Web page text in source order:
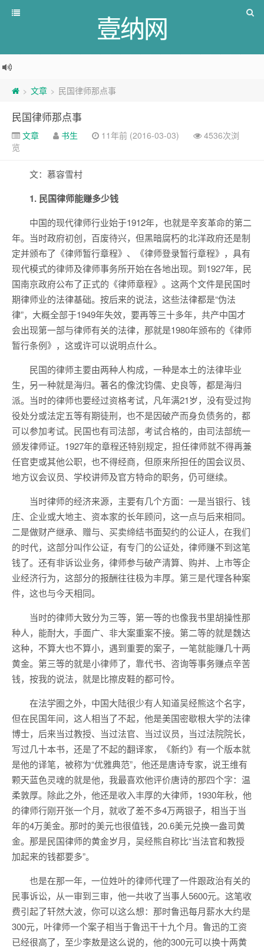
壹纳网
> 文章 > 民国律师那点事
民国律师那点事
文章 书生 11年前 (2016-03-03)
4536次浏
览
文：慕容雪村
1. 民国律师能赚多少钱
中国的现代律师行业始于1912年，也就是辛亥革命的第二
年。当时政府初创，百废待兴，但黑暗腐朽的北洋政府还是制
定并颁布了《律师暂行章程》、《律师登录暂行章程》，具有
现代模式的律师及律师事务所开始在各地出现。到1927年，民
国南京政府公布了正式的《律师章程》。这两个文件是民国时
期律师业的法律基础。按后来的说法，这些法律都是“伪法
律”，大概全部于1949年失效，要再等三十多年，共产中国才
会出现第一部与律师有关的法律，那就是1980年颁布的《律师
暂行条例》，这或许可以说明点什么。
民国的律师主要由两种人构成，一种是本土的法律毕业
生，另一种就是海归。著名的像沈钧儒、史良等，都是海归
派。当时的律师也要经过资格考试，凡年满21岁，没有受过拘
役处分或法定五等有期徒刑，也不是因破产而身负债务的，都
可以参加考试。民国也有司法部，考试合格的，由司法部统一
颁发律师证。1927年的章程还特别规定，担任律师就不得再兼
任官吏或其他公职，也不得经商，但原来所担任的国会议员、
地方议会议员、学校讲师及官方特命的职务，仍可继续。
当时律师的经济来源，主要有几个方面：一是当银行、钱
庄、企业或大地主、资本家的长年顾问，这一点与后来相同。
二是做财产继承、赠与、买卖缔结书面契约的公证人，在我们
的时代，这部分叫作公证，有专门的公证处，律师赚不到这笔
钱了。还有非诉讼业务，律师参与破产清算、购并、上市等企
业经济行为，这部分的报酬往往极为丰厚。第三是代理各种案
件，这也与今天相同。
当时的律师大致分为三等，第一等的也像我书里胡操性那
种人，能耐大，手面广、非大案重案不接。第二等的就是魏达
这种，不算大也不算小，遇到重要的案子，一笔就能赚几十两
黄金。第三等的就是小律师了，靠代书、咨询等事务赚点辛苦
钱，按我的说法，就是比擦皮鞋的都可怜。
在法学圈之外，中国大陆很少有人知道吴经熊这个名字，
但在民国年间，这人相当了不起，他是美国密歇根大学的法律
博士，后来当过教授、当过法官、当过议员，当过法院院长，
写过几十本书，还是了不起的翻译家，《新约》有一个版本就
是他的译笔，被称为“优雅典范”，他还是唐诗专家，说王维有
颗天蓝色灵魂的就是他，我最喜欢他评价唐诗的那四个字：温
柔敦厚。除此之外，他还是收入丰厚的大律师，1930年秋，他
的律师行刚开张一个月，就收了差不多4万两银子，相当于当
年的4万美金。那时的美元也很值钱，20.6美元兑换一盎司黄
金。那是民国律师的黄金岁月，吴经熊自称比“当法官和教授
加起来的钱都要多”。
也是在那一年，一位姓叶的律师代理了一件跟政治有关的
民事诉讼，从一审到三审，他一共收了当事人5600元。这笔收
费引起了轩然大波，你可以这么想：那时鲁迅每月薪水大约是
300元，叶律师一个案子相当于鲁迅干十九个月。鲁迅的工资
已经很高了，至少李敖是这么说的，他的300元可以换十两黄